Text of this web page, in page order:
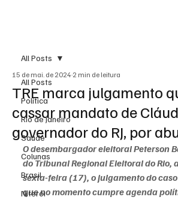
All Posts
Política
Rio de Janeiro
Saúde
Colunas
Brasil
Niterói
All Posts
TRE marca julgamento
cassar mandato de
governador do RJ, por
15 de mai. de 2024 2 min de leitura
O desembargador eleitoral Peterson
do Tribunal Regional Eleitoral do Rio,
sexta-feira (17), o julgamento do
que no momento cumpre agenda